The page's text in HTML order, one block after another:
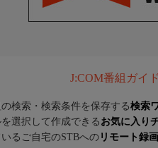
J:COM番組ガイ
検索・検索条件を保存する検索
選択して作成できる お気に入り
るご自宅のSTBへの リモート録